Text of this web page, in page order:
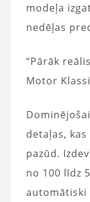
modeļa
nedēļas
“Pārāk
Motor
detaļas,
pazūd.
no 100 līdz
automātiski